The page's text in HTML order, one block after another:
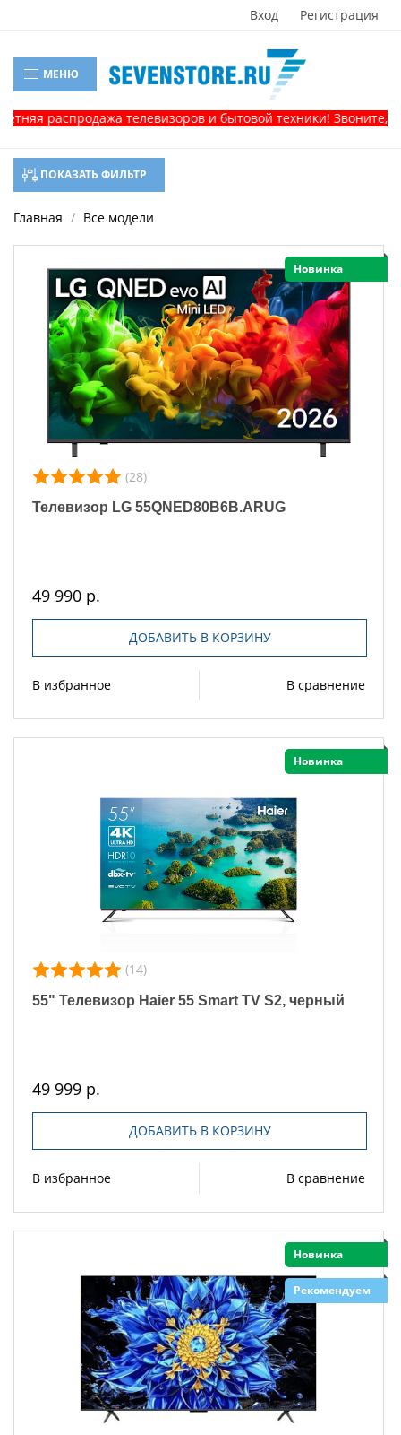
Вход Регистрация
МЕНЮ
телевизоров и бытовой техники! Звоните, и
ПОКАЗАТЬ ФИЛЬТР
Главная Все модели
Новинка
(28)
Телевизор LG 55QNED80B6B.ARUG
49 990 р.
ДОБАВИТЬ В КОРЗИНУ
В избранное В сравнение
Новинка
(14)
55" Телевизор Haier 55 Smart TV S2, черный
49 999 р.
ДОБАВИТЬ В КОРЗИНУ
В избранное В сравнение
Новинка
Рекомендуем